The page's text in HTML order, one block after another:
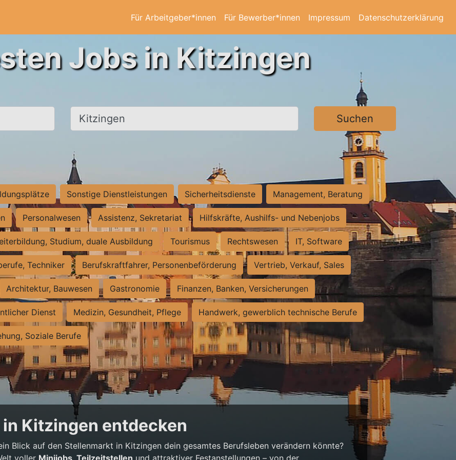
Für Arbeitgeber*innen Für Bewerber*innen Impressum Datenschutzerklärung
Jobs in Kitzingen
Ort, Stadt Suchen
Sonstige Dienstleistungen Sicherheitsdienste Management, Beratung
Personalwesen Assistenz, Sekretariat Hilfskräfte, Aushilfs- und Nebenjobs
Studium, duale Ausbildung Tourismus Rechtswesen IT, Software
Techniker Berufskraftfahrer, Personenbeförderung Vertrieb, Verkauf, Sales
Architektur, Bauwesen Gastronomie Finanzen, Banken, Versicherungen
Dienst Medizin, Gesundheit, Pflege Handwerk, gewerblich technische Berufe
Soziale Berufe
Kitzingen entdecken
Blick auf den Stellenmarkt in Kitzingen dein gesamtes Berufsleben verändern könnte?